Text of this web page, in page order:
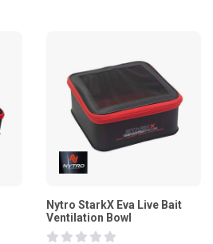
Nytro StarkX Eva Live Bait
Ventilation Bowl